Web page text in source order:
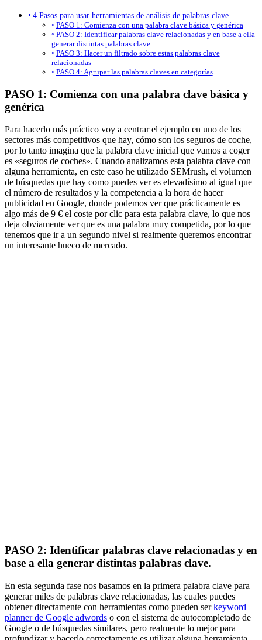
4 Pasos para usar herramientas de análisis de palabras clave
PASO 1: Comienza con una palabra clave básica y genérica
PASO 2: Identificar palabras clave relacionadas y en base a ella
generar distintas palabras clave.
PASO 3: Hacer un filtrado sobre estas palabras clave
relacionadas
PASO 4: Agrupar las palabras claves en categorías
PASO 1: Comienza con una palabra clave básica y
genérica
Para hacerlo más práctico voy a centrar el ejemplo en uno de los
sectores más competitivos que hay, cómo son los seguros de coche,
por lo tanto imagina que la palabra clave inicial que vamos a coger
es «seguros de coches». Cuando analizamos esta palabra clave con
alguna herramienta, en este caso he utilizado SEMrush, el volumen
de búsquedas que hay como puedes ver es elevadísimo al igual que
el número de resultados y la competencia a la hora de hacer
publicidad en Google, donde podemos ver que prácticamente es
algo más de 9 € el coste por clic para esta palabra clave, lo que nos
deja obviamente ver que es una palabra muy competida, por lo que
tenemos que ir a un segundo nivel si realmente queremos encontrar
un interesante hueco de mercado.
PASO 2: Identificar palabras clave relacionadas y en
base a ella generar distintas palabras clave.
En esta segunda fase nos basamos en la primera palabra clave para
generar miles de palabras clave relacionadas, las cuales puedes
obtener directamente con herramientas como pueden serkeyword
planner de Google adwords o con el sistema de autocompletado de
Google o de búsquedas similares, pero realmente lo mejor para